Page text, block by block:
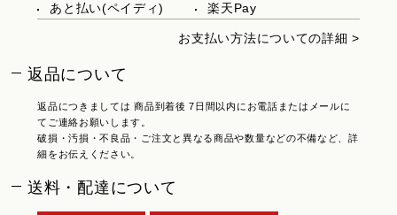
あと払い(ペイディ)
楽天Pay
お支払い方法についての詳細 >
返品について
返品につきましては 商品到着後 7日間以内にお電話またはメールに
てご連絡お願いします。
破損・汚損・不良品・ご注文と異なる商品や数量などの不備など、詳
細をお伝えください。
送料・配達について